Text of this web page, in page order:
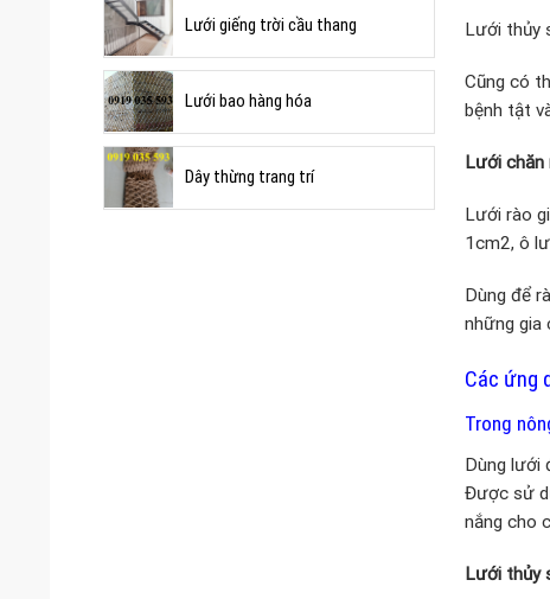
Lưới giếng trời cầu thang
Lưới bao hàng hóa
Dây thừng trang trí
Lưới thủy
Cũng có
bệnh tật
Lưới chăn
Lưới rào
1cm2, ô
Dùng để
những gia
Các ứng
Trong
Dùng lưới
Được sử
nắng cho
Lưới thủy